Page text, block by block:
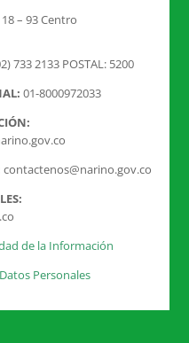
– 93 Centro
733 2133 POSTAL: 5200
01-8000972033
contactenos@narino.gov.co
de la Información
Personales